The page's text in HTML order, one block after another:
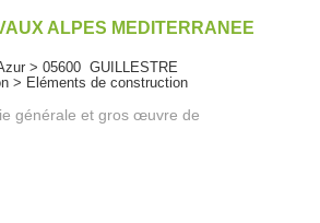
ALPES MEDITERRANEE
> 05600 GUILLESTRE
> Eléments de construction
générale et gros œuvre de